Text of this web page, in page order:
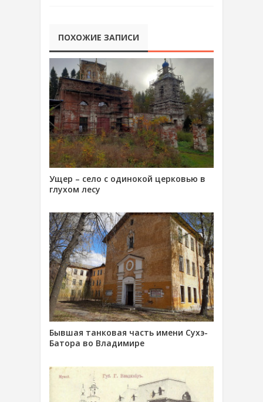
ПОХОЖИЕ ЗАПИСИ
Ущер – село с одинокой церковью в
глухом лесу
Бывшая танковая часть имени Сухэ-
Батора во Владимире